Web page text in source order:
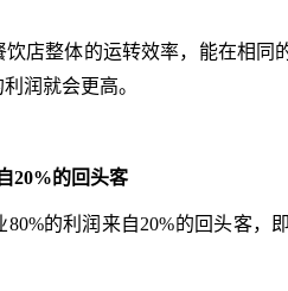
店整体的运转效率，能在相
润就会更高。
20%的回头客
80%的利润来自20%的回头客，